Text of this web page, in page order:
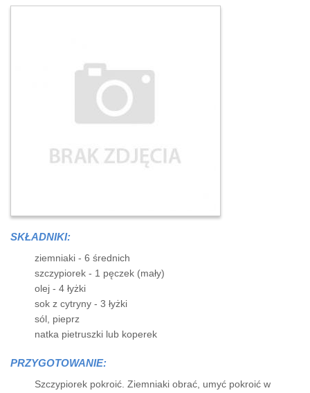
SKŁADNIKI:
ziemniaki - 6 średnich
szczypiorek - 1 pęczek (mały)
olej - 4 łyżki
sok z cytryny - 3 łyżki
sól, pieprz
natka pietruszki lub koperek
PRZYGOTOWANIE:
Szczypiorek pokroić. Ziemniaki obrać, umyć pokroić w